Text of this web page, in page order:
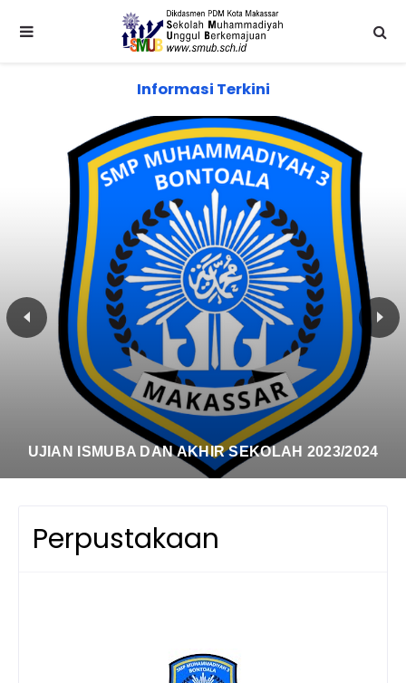
Informasi Terkini
UJIAN ISMUBA DAN AKHIR SEKOLAH 2023/2024
Perpustakaan